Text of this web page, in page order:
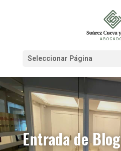
Seleccionar Página
Entrada de Blog